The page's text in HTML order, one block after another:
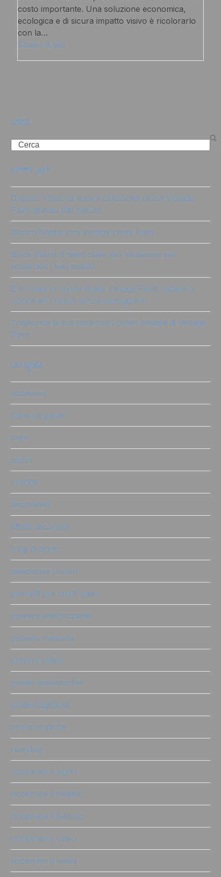
costo importante. Una soluzione economica,
ecologica e di sicura impatto visivo è ricolorarlo
con la…
Scopri di più
cerca
Search
ultimi post
Organic Vibes: la nuova collezione colori Vintage
Paint ispirata alla natura
Bianco Natale con Vintage chalk Paint
Black Velvet: il nero chalk più misterioso per
ricolorare i tuoi mobili!
È arrivata la nuova Guida Vintage Paint: impara a
ricolorare i mobili senza carteggiare!
Trasforma la tua casa con i colori brillanti di Vintage
Paint
categorie
accessori
carta da parati
cere
colori
crackle
decoratrici
effetti decorativi
fregi di legno
mescolare i colori
pennelli per chalk paint
polvere antichizzante
polvere materica
polvere salina
primer antimacchia
primer|sigillante
prove pratiche
restyling
ricolorare il legno
ricolorare il metallo
ricolorare il tessuto
ricolorare il vetro
ricolorare il vimini